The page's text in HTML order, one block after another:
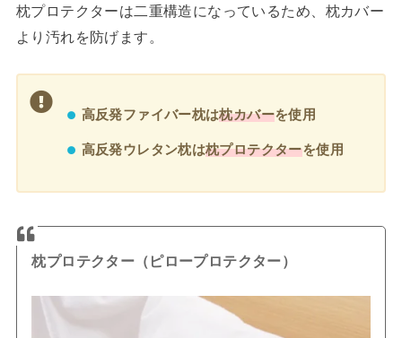
枕プロテクターは二重構造になっているため、枕カバー
より汚れを防げます。
高反発ファイバー枕は枕カバーを使用
高反発ウレタン枕は枕プロテクターを使用
枕プロテクター（ピロープロテクター）